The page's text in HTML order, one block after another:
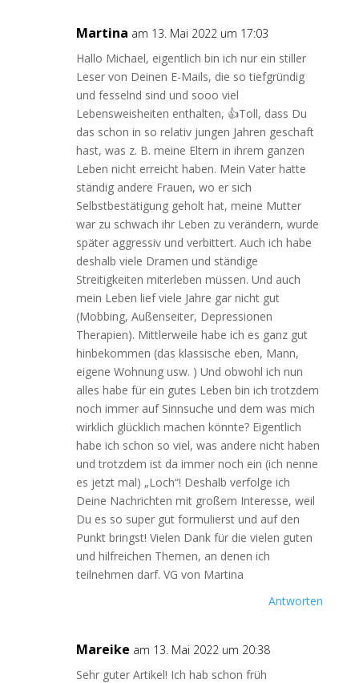
Martina am 13. Mai 2022 um 17:03
Hallo Michael, eigentlich bin ich nur ein stiller
Leser von Deinen E-Mails, die so tiefgründig
und fesselnd sind und sooo viel
Lebensweisheiten enthalten, 👍Toll, dass Du
das schon in so relativ jungen Jahren geschaft
hast, was z. B. meine Eltern in ihrem ganzen
Leben nicht erreicht haben. Mein Vater hatte
ständig andere Frauen, wo er sich
Selbstbestätigung geholt hat, meine Mutter
war zu schwach ihr Leben zu verändern, wurde
später aggressiv und verbittert. Auch ich habe
deshalb viele Dramen und ständige
Streitigkeiten miterleben müssen. Und auch
mein Leben lief viele Jahre gar nicht gut
(Mobbing, Außenseiter, Depressionen
Therapien). Mittlerweile habe ich es ganz gut
hinbekommen (das klassische eben, Mann,
eigene Wohnung usw. ) Und obwohl ich nun
alles habe für ein gutes Leben bin ich trotzdem
noch immer auf Sinnsuche und dem was mich
wirklich glücklich machen könnte? Eigentlich
habe ich schon so viel, was andere nicht haben
und trotzdem ist da immer noch ein (ich nenne
es jetzt mal) „Loch“! Deshalb verfolge ich
Deine Nachrichten mit großem Interesse, weil
Du es so super gut formulierst und auf den
Punkt bringst! Vielen Dank für die vielen guten
und hilfreichen Themen, an denen ich
teilnehmen darf. VG von Martina
Antworten
Mareike am 13. Mai 2022 um 20:38
Sehr guter Artikel! Ich hab schon früh